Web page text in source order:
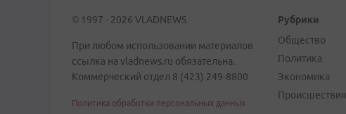
© 1997 - 2026 VLADNEWS
При любом использовании материалов
ссылка на vladnews.ru обязательна.
Коммерческий отдел 8 (423) 249-8800
Политика обработки персональных данных
Рубрики
Общество
Политика
Экономика
Происшествия